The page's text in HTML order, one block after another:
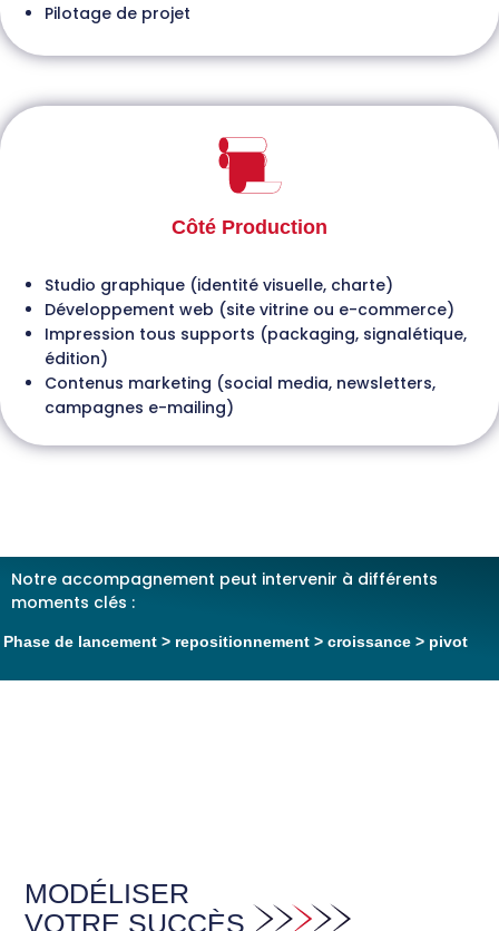
Pilotage de projet
Côté Production
Studio graphique (identité visuelle, charte)
Développement web (site vitrine ou e-commerce)
Impression tous supports (packaging, signalétique,
édition)
Contenus marketing (social media, newsletters,
campagnes e-mailing)
Notre accompagnement peut intervenir à différents
moments clés :
Phase de lancement > repositionnement > croissance > pivot
MODÉLISER
VOTRE SUCCÈS